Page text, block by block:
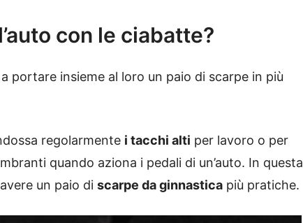
con le ciabatte?
portare insieme al loro un paio di scarpe in più
regolarmente i tacchi alti per lavoro o per
quando aziona i pedali di un’auto. In questa
un paio di scarpe da ginnastica più pratiche.